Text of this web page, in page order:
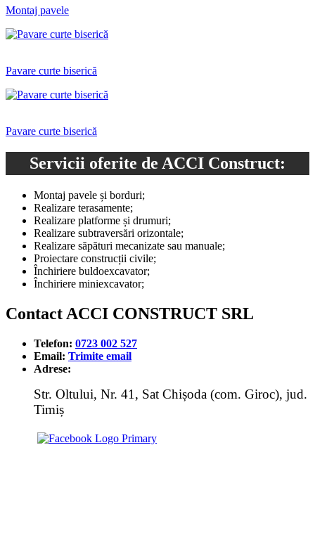
Montaj pavele
Pavare curte biserică
Pavare curte biserică
Servicii oferite de ACCI Construct:
Montaj pavele și borduri;
Realizare terasamente;
Realizare platforme și drumuri;
Realizare subtraversări orizontale;
Realizare săpături mecanizate sau manuale;
Proiectare construcții civile;
Închiriere buldoexcavator;
Închiriere miniexcavator;
Contact ACCI CONSTRUCT SRL
Telefon: 0723 002 527
Email: Trimite email
Adrese:
Str. Oltului, Nr. 41, Sat Chișoda (com. Giroc), jud.
Timiș